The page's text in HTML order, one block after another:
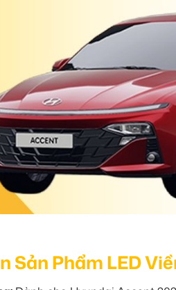
Sản Phẩm LED